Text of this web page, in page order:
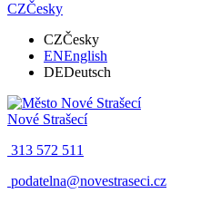
CZČesky
CZČesky
ENEnglish
DEDeutsch
Nové Strašecí
313 572 511
podatelna@novestraseci.cz